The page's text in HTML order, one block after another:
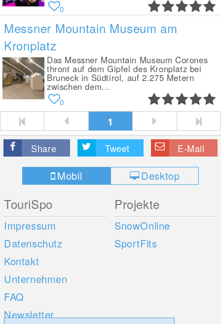
0
Messner Mountain Museum am
Kronplatz
Das Messner Mountain Museum Corones
thront auf dem Gipfel des Kronplatz bei
Bruneck in Südtirol, auf 2.275 Metern
zwischen dem...
0
1
Share Tweet E-Mail
Mobil Desktop
TouriSpo
Impressum
Datenschutz
Kontakt
Unternehmen
FAQ
Newsletter
Projekte
SnowOnline
SportFits